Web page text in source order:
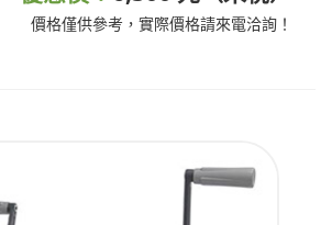
價格僅供參考，實際價格請來電洽詢！